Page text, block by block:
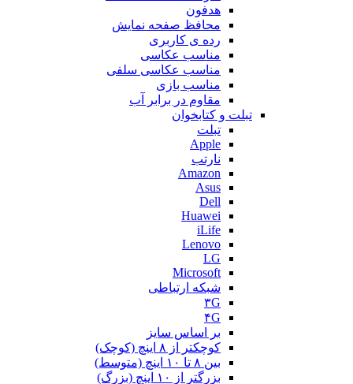
هدفون
محافظ صفحه نمایش
رده ی کاربری
مناسب عکاسی
مناسب عکاسی سلفی
مناسب بازی
مقاوم در برابر آب
تبلت و کتابخوان
تبلت
Apple
نارتب
Amazon
Asus
Dell
Huawei
iLife
Lenovo
LG
Microsoft
شبکه ارتباطی
۳G
۴G
بر اساس سایز
کوچکتر از ۸ اینچ (کوچک)
بین ۸ تا ۱۰ اینچ (متوسط)
بزرگتر از ۱۰ اینچ (بزرگ)